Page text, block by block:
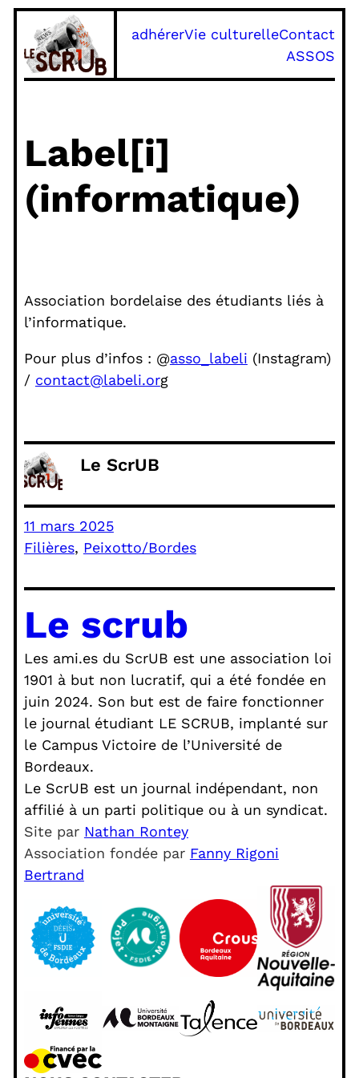
Aller
contenu
adhérerVie culturelleContact
ASSOS
Label[i]
(informatique)
Association bordelaise des étudiants liés à
l’informatique.
Pour plus d’infos : @asso_labeli (Instagram)
/ contact@labeli.org
Le ScrUB
11 mars 2025
Filières, Peixotto/Bordes
Le scrub
Les ami.es du ScrUB est une association loi
1901 à but non lucratif, qui a été fondée en
juin 2024. Son but est de faire fonctionner
le journal étudiant LE SCRUB, implanté sur
le Campus Victoire de l’Université de
Bordeaux.
Le ScrUB est un journal indépendant, non
affilié à un parti politique ou à un syndicat.
Site par Nathan Rontey
Association fondée par Fanny Rigoni
Bertrand